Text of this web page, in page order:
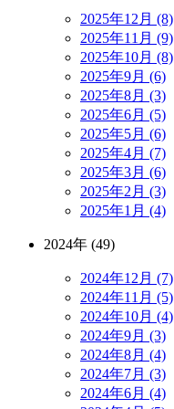
2025年12月 (8)
2025年11月 (9)
2025年10月 (8)
2025年9月 (6)
2025年8月 (3)
2025年6月 (5)
2025年5月 (6)
2025年4月 (7)
2025年3月 (6)
2025年2月 (3)
2025年1月 (4)
2024年 (49)
2024年12月 (7)
2024年11月 (5)
2024年10月 (4)
2024年9月 (3)
2024年8月 (4)
2024年7月 (3)
2024年6月 (4)